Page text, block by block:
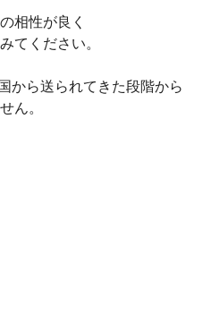
相性が良く
てください。
から送られてきた段階から
ん。